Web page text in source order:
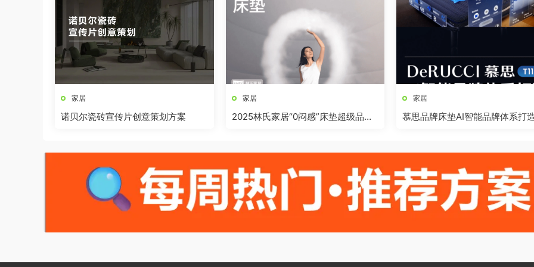
家居
诺贝尔瓷砖宣传片创意策划方案
家居
2025林氏家居“0闷感”床垫超级品类
家居
慕思品牌床垫AI智能品牌体系打